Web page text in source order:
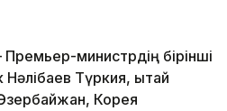
министрдің бірінші
Түркия, Қытай
Корея